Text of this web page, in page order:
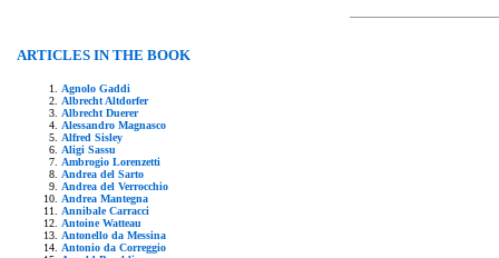
ARTICLES IN THE BOOK
Agnolo Gaddi
Albrecht Altdorfer
Albrecht Duerer
Alessandro Magnasco
Alfred Sisley
Aligi Sassu
Ambrogio Lorenzetti
Andrea del Sarto
Andrea del Verrocchio
Andrea Mantegna
Annibale Carracci
Antoine Watteau
Antonello da Messina
Antonio da Correggio